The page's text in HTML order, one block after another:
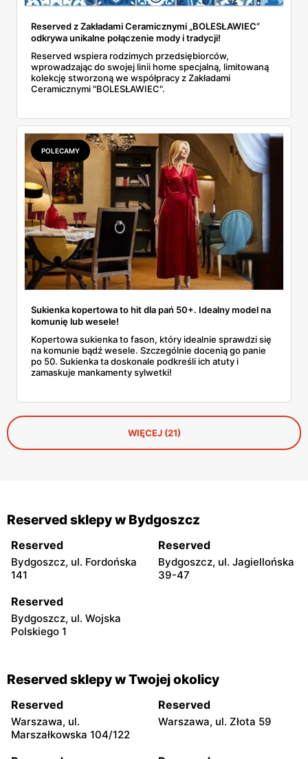
Reserved z Zakładami Ceramicznymi „BOLESŁAWIEC”
odkrywa unikalne połączenie mody i tradycji!
Reserved wspiera rodzimych przedsiębiorców,
wprowadzając do swojej linii home specjalną, limitowaną
kolekcję stworzoną we współpracy z Zakładami
Ceramicznymi "BOLESŁAWIEC".
POLECAMY
Sukienka kopertowa to hit dla pań 50+. Idealny model na
komunię lub wesele!
Kopertowa sukienka to fason, który idealnie sprawdzi się
na komunie bądź wesele. Szczególnie docenią go panie
po 50. Sukienka ta doskonale podkreśli ich atuty i
zamaskuje mankamenty sylwetki!
WIĘCEJ (21)
Reserved sklepy w Bydgoszcz
Reserved
Bydgoszcz, ul. Fordońska
141
Reserved
Bydgoszcz, ul. Jagiellońska
39-47
Reserved
Bydgoszcz, ul. Wojska
Polskiego 1
Reserved sklepy w Twojej okolicy
Reserved
Warszawa, ul.
Marszałkowska 104/122
Reserved
Warszawa, ul. Złota 59